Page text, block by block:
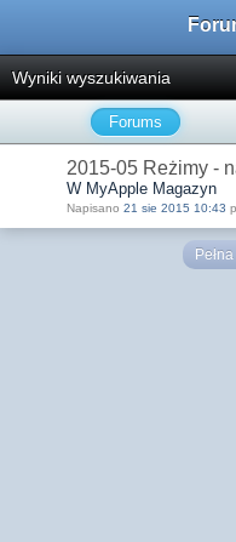
Wyniki wyszukiwania
Forums
2015-05 Reżimy -
W MyApple Magazyn
Napisano 21 sie 2015 10:43